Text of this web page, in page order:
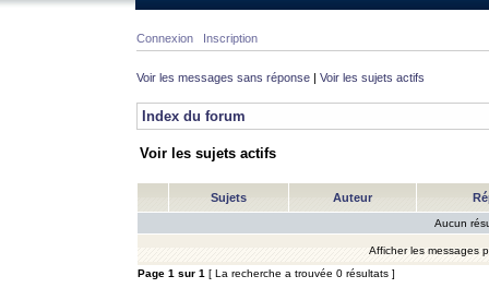
Connexion Inscription
Voir les messages sans réponse | Voir les sujets actifs
Index du forum
Voir les sujets actifs
Sujets Auteur
Aucun
Afficher les messages
Page 1 sur 1 [ La recherche a trouvée 0 résultats ]